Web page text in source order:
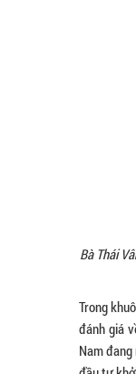
Bà Thái
Trong
đánh giá
Nam